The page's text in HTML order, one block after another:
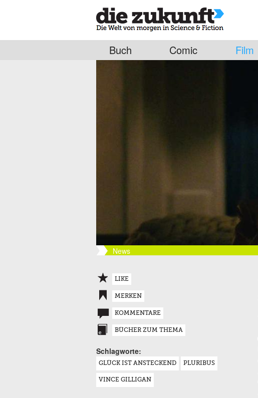
Buch Comic Film
News
LIKE
MERKEN
KOMMENTARE
BÜCHER ZUM THEMA
Schlagworte:
GLÜCK IST ANSTECKEND PLURIBUS
VINCE GILLIGAN